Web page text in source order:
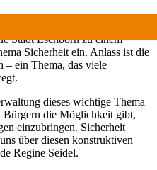
Stadt Eschborn zu einem
Sicherheit ein. Anlass ist die
– ein Thema, das viele
dieses wichtige Thema
Bürgern die Möglichkeit gibt,
einzubringen. Sicherheit
über diesen konstruktiven
Regine Seidel.